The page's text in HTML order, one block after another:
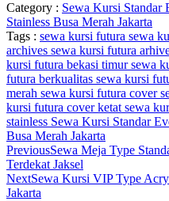
Category : Sewa Kursi Standar
Stainless Busa Merah Jakarta
Tags : sewa kursi futura sewa
archives sewa kursi futura
kursi futura bekasi timursewa
futura berkualitas sewa kursi
merah sewa kursi futura cover
kursi futura cover ketat sewa
stainless Sewa Kursi Standar
Busa Merah Jakarta
PreviousSewa Meja Type
Terdekat Jaksel
NextSewa Kursi VIP Type
Jakarta